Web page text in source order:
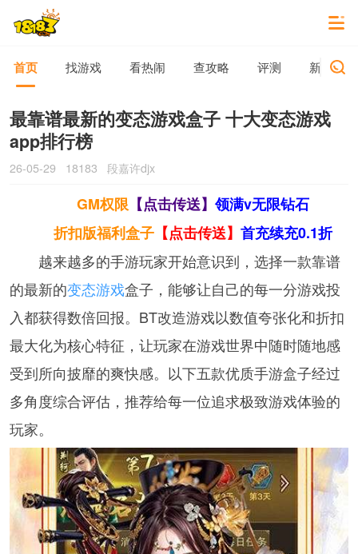
首页 找游戏 看热闹 查攻略 评测 新游动态
最靠谱最新的变态游戏盒子 十大变态游戏
app排行榜
26-05-29 18183 段嘉许djx
GM权限【点击传送】领满v无限钻石
折扣版福利盒子 【点击传送】首充续充0.1折
越来越多的手游玩家开始意识到，选择一款靠谱
的最新的变态游戏盒子，能够让自己的每一分游戏投
入都获得数倍回报。BT改造游戏以数值夸张化和折扣
最大化为核心特征，让玩家在游戏世界中随时随地感
受到所向披靡的爽快感。以下五款优质手游盒子经过
多角度综合评估，推荐给每一位追求极致游戏体验的
玩家。